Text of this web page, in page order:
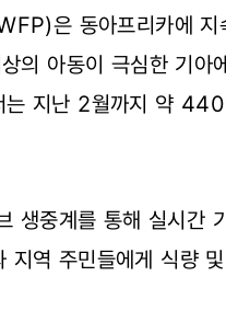
은 동아프리카에
아동이 극심한 기아
는 지난 2월까지 약
생중계를 통해 실시
지역 주민들에게 식량